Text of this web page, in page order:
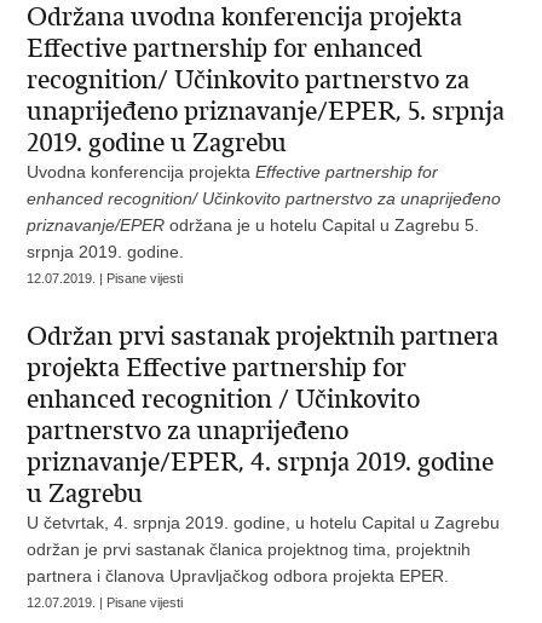
Održana uvodna konferencija projekta
Effective partnership for enhanced
recognition/ Učinkovito partnerstvo za
unaprijeđeno priznavanje/EPER, 5. srpnja
2019. godine u Zagrebu
Uvodna konferencija projektaEffective partnership for
enhanced recognition/ Učinkovito partnerstvo za unaprijeđeno
priznavanje/EPER održana je u hotelu Capital u Zagrebu 5.
srpnja 2019. godine.
12.07.2019. | Pisane vijesti
Održan prvi sastanak projektnih partnera
projekta Effective partnership for
enhanced recognition / Učinkovito
partnerstvo za unaprijeđeno
priznavanje/EPER, 4. srpnja 2019. godine
u Zagrebu
U četvrtak, 4. srpnja 2019. godine, u hotelu Capital u Zagrebu
održan je prvi sastanak članica projektnog tima, projektnih
partnera i članova Upravljačkog odbora projekta EPER.
12.07.2019. | Pisane vijesti